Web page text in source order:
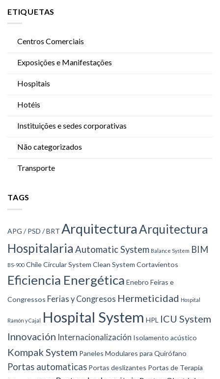
ETIQUETAS
Centros Comerciais
Exposições e Manifestações
Hospitais
Hotéis
Instituições e sedes corporativas
Não categorizados
Transporte
TAGS
APG / PSD / BRT ArquitecturaArquitectura
Hospitalaria Automatic System Balance System BIM
BS-900 ChileCircular System Clean System Cortavientos
Eficiencia Energética Enebro Feiras e
Congressos Ferias y Congresos Hermeticidad Hospital
Ramón y Cajal Hospital System HPL ICU System
Innovación Internacionalización Isolamento acústico
Kompak System Paneles Modulares para Quirófano
Portas automaticas Portas deslizantes Portas de Terapia